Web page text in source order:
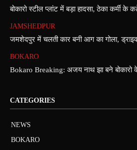
बोकारो स्टील प्लांट में बड़ा हादसा, ठेका कर्मी के
JAMSHEDPUR
जमशेदपुर में चलती कार बनी आग का गोला,
BOKARO
Bokaro Breaking: अजय नाथ झा बने बोकारो
CATEGORIES
NEWS
BOKARO